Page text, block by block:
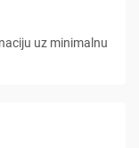
uz minimalnu